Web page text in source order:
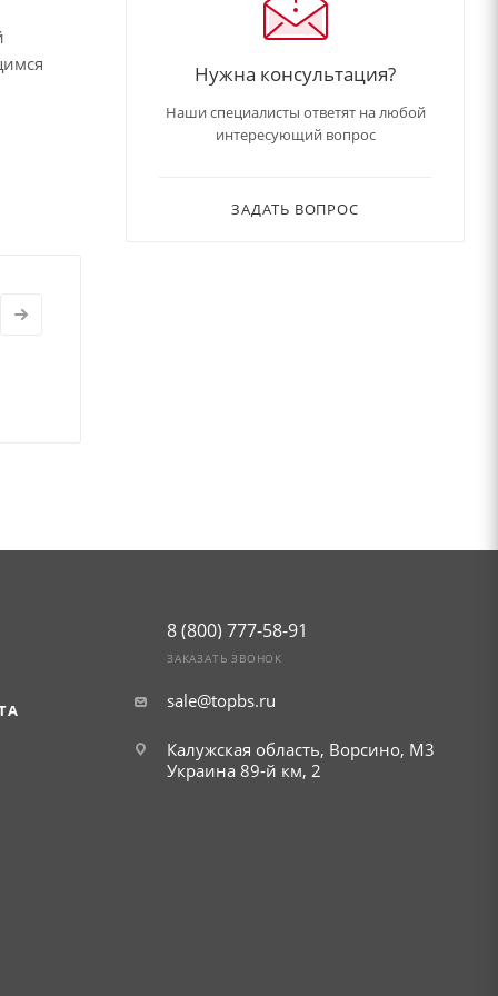
Нужна консультация?
Наши специалисты ответят на любой
интересующий вопрос
ЗАДАТЬ ВОПРОС
8 (800) 777-58-91
ЗАКАЗАТЬ ЗВОНОК
sale@topbs.ru
Калужская область, Ворсино, М3
Украина 89-й км, 2